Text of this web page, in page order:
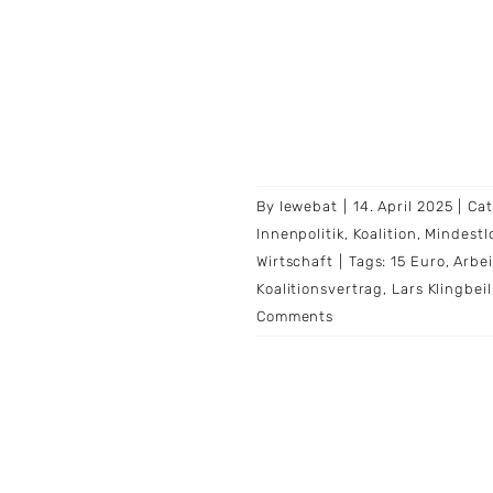
By lewebat 14. April 2025
Innenpolitik, Koalition ,
Wirtschaft
Tags:15 Euro,
Koalitionsvertrag , Lars Klingbeil
Comments